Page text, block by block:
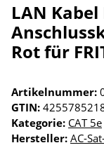
LAN
Rot für
Artikelnummer:
GTIN:
Kategorie: CAT 5e
Hersteller: AC-